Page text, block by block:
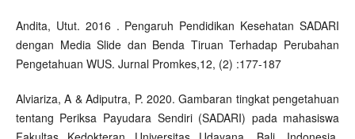
Andita, Utut. 2016 . Pengaruh Pendidikan Kesehatan SADARI
dengan Media Slide dan Benda Tiruan Terhadap Perubahan
Pengetahuan WUS. Jurnal Promkes,12, (2) :177-187
Alviariza, A & Adiputra, P. 2020. Gambaran tingkat pengetahuan
tentang Periksa Payudara Sendiri (SADARI) pada mahasiswa